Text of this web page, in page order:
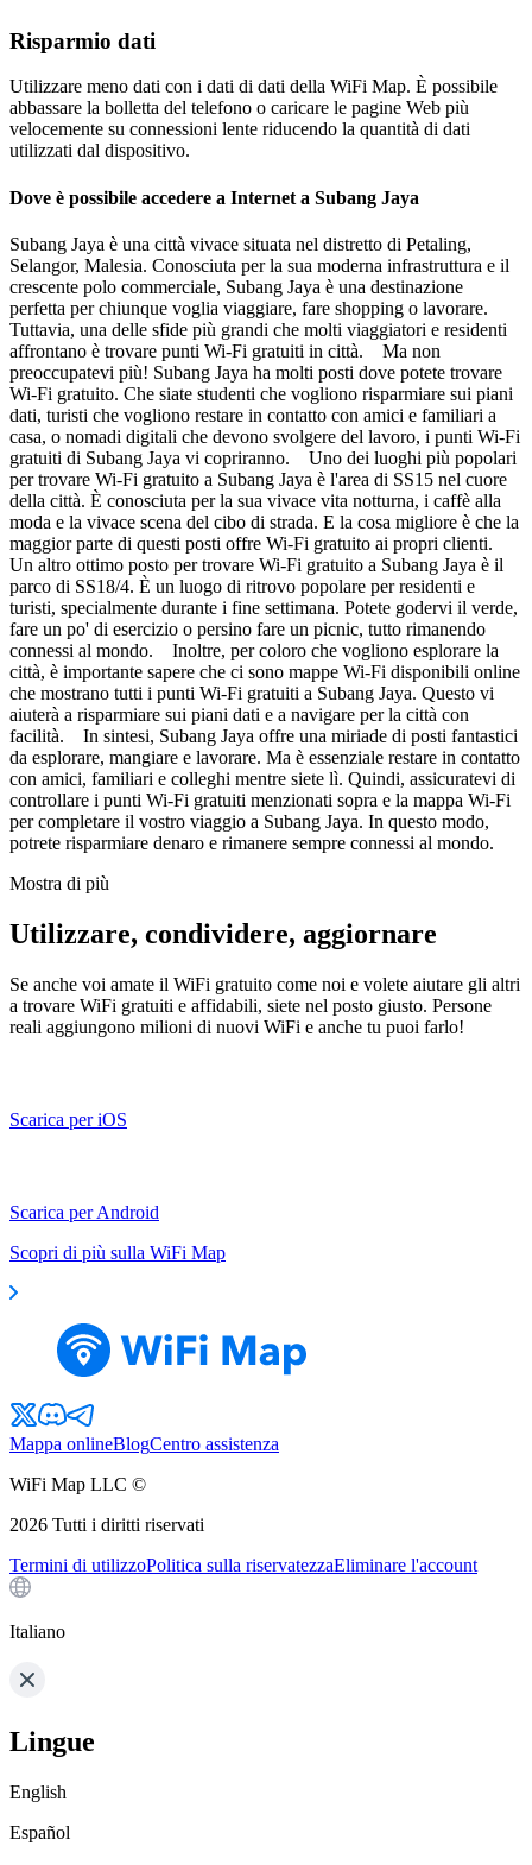
Risparmio dati
Utilizzare meno dati con i dati di dati della WiFi Map. È possibile
abbassare la bolletta del telefono o caricare le pagine Web più
velocemente su connessioni lente riducendo la quantità di dati
utilizzati dal dispositivo.
Dove è possibile accedere a Internet a Subang Jaya
Subang Jaya è una città vivace situata nel distretto di Petaling,
Selangor, Malesia. Conosciuta per la sua moderna infrastruttura e il
crescente polo commerciale, Subang Jaya è una destinazione
perfetta per chiunque voglia viaggiare, fare shopping o lavorare.
Tuttavia, una delle sfide più grandi che molti viaggiatori e residenti
affrontano è trovare punti Wi-Fi gratuiti in città. Ma non
preoccupatevi più! Subang Jaya ha molti posti dove potete trovare
Wi-Fi gratuito. Che siate studenti che vogliono risparmiare sui piani
dati, turisti che vogliono restare in contatto con amici e familiari a
casa, o nomadi digitali che devono svolgere del lavoro, i punti Wi-Fi
gratuiti di Subang Jaya vi copriranno. Uno dei luoghi più popolari
per trovare Wi-Fi gratuito a Subang Jaya è l'area di SS15 nel cuore
della città. È conosciuta per la sua vivace vita notturna, i caffè alla
moda e la vivace scena del cibo di strada. E la cosa migliore è che la
maggior parte di questi posti offre Wi-Fi gratuito ai propri clienti.
Un altro ottimo posto per trovare Wi-Fi gratuito a Subang Jaya è il
parco di SS18/4. È un luogo di ritrovo popolare per residenti e
turisti, specialmente durante i fine settimana. Potete godervi il verde,
fare un po' di esercizio o persino fare un picnic, tutto rimanendo
connessi al mondo. Inoltre, per coloro che vogliono esplorare la
città, è importante sapere che ci sono mappe Wi-Fi disponibili online
che mostrano tutti i punti Wi-Fi gratuiti a Subang Jaya. Questo vi
aiuterà a risparmiare sui piani dati e a navigare per la città con
facilità. In sintesi, Subang Jaya offre una miriade di posti fantastici
da esplorare, mangiare e lavorare. Ma è essenziale restare in contatto
con amici, familiari e colleghi mentre siete lì. Quindi, assicuratevi di
controllare i punti Wi-Fi gratuiti menzionati sopra e la mappa Wi-Fi
per completare il vostro viaggio a Subang Jaya. In questo modo,
potrete risparmiare denaro e rimanere sempre connessi al mondo.
Mostra di più
Utilizzare, condividere, aggiornare
Se anche voi amate il WiFi gratuito come noi e volete aiutare gli altri
a trovare WiFi gratuiti e affidabili, siete nel posto giusto. Persone
reali aggiungono milioni di nuovi WiFi e anche tu puoi farlo!
Scarica per iOS
Scarica per Android
Scopri di più sulla WiFi Map
Mappa onlineBlogCentro assistenza
WiFi Map LLC ©
2026 Tutti i diritti riservati
Termini di utilizzoPolitica sulla riservatezzaEliminare l'account
Italiano
Lingue
English
Español